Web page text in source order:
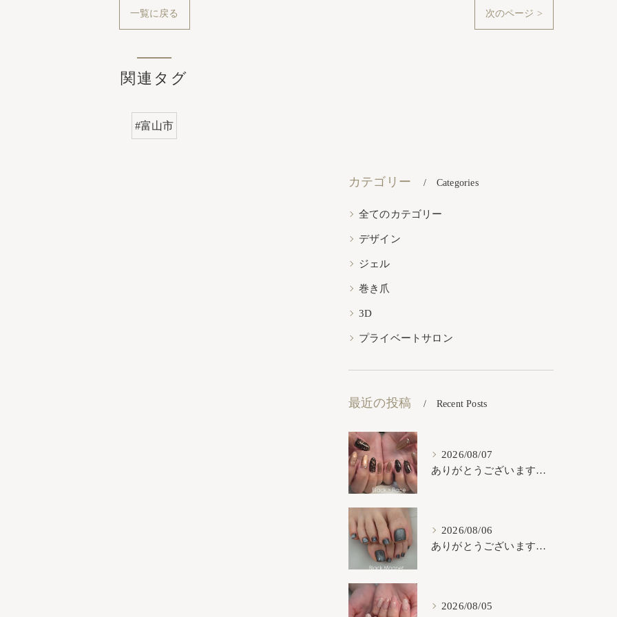
一覧に戻る 次のページ >
関連タグ
#富山市
カテゴリー Categories
全てのカテゴリー
デザイン
ジェル
巻き爪
3D
プライベートサロン
最近の投稿 Recent Posts
2026/08/07
ありがとうございます𓂃𓈒𓏸︎︎︎︎
2026/08/06
ありがとうございます𓂃𓈒𓏸︎︎︎︎
2026/08/05